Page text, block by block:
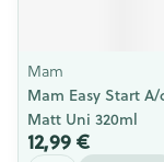
Mam
Mam Easy Start
Matt Uni 320ml
12,99 €